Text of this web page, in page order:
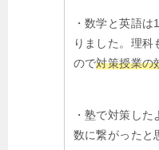
・数学と英語
りました。理科
ので対策授業の
・塾で対策し
数に繋がったと